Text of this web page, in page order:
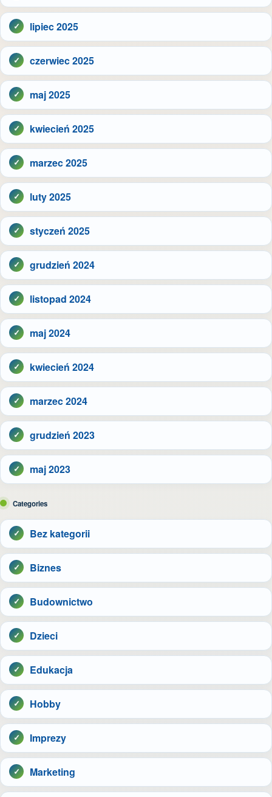
lipiec 2025
czerwiec 2025
maj 2025
kwiecień 2025
marzec 2025
luty 2025
styczeń 2025
grudzień 2024
listopad 2024
maj 2024
kwiecień 2024
marzec 2024
grudzień 2023
maj 2023
Categories
Bez kategorii
Biznes
Budownictwo
Dzieci
Edukacja
Hobby
Imprezy
Marketing